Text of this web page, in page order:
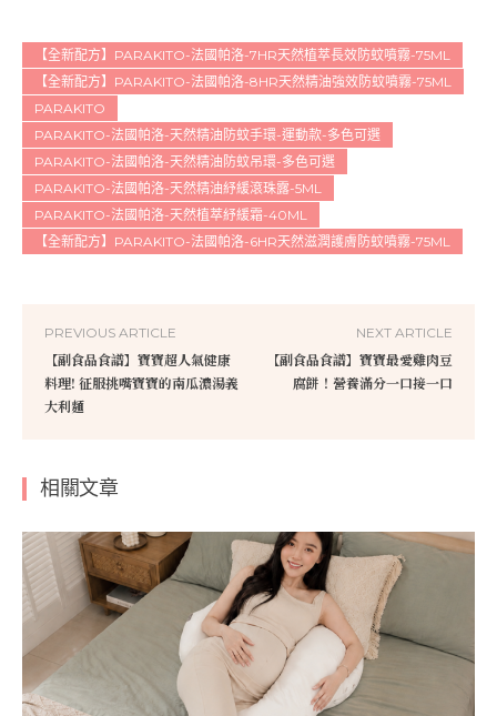
【全新配方】PARAKITO-法國帕洛-7HR天然植萃長效防蚊噴霧-75ML
【全新配方】PARAKITO-法國帕洛-8HR天然精油強效防蚊噴霧-75ML
PARAKITO
PARAKITO-法國帕洛-天然精油防蚊手環-運動款-多色可選
PARAKITO-法國帕洛-天然精油防蚊吊環-多色可選
PARAKITO-法國帕洛-天然精油紓緩滾珠露-5ML
PARAKITO-法國帕洛-天然植萃紓緩霜-40ML
【全新配方】PARAKITO-法國帕洛-6HR天然滋潤護膚防蚊噴霧-75ML
PREVIOUS ARTICLE
【副食品食譜】寶寶超人氣健康
料理! 征服挑嘴寶寶的南瓜濃湯義
大利麵
NEXT ARTICLE
【副食品食譜】寶寶最愛雞肉豆
腐餅！營養滿分一口接一口
相關文章